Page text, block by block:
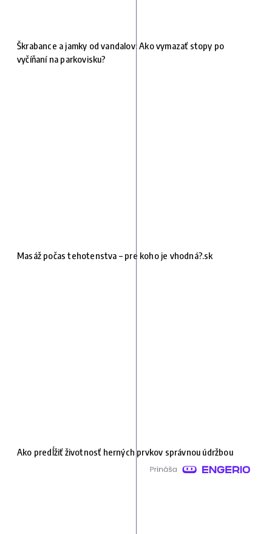
Škrabance a jamky od vandalov: Ako vymazať stopy po
vyčíňaní na parkovisku?
Masáž počas tehotenstva – pre koho je vhodná?.sk
Ako predĺžiť životnosť herných prvkov správnou údržbou